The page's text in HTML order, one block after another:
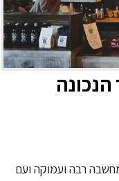
רבה ועמוקה ועם